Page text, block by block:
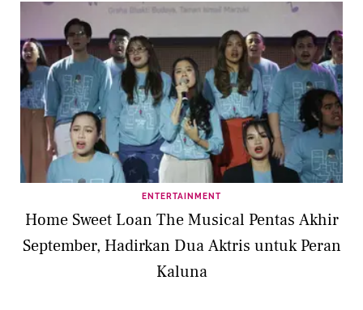
ENTERTAINMENT
Home Sweet Loan The Musical Pentas Akhir
September, Hadirkan Dua Aktris untuk Peran
Kaluna